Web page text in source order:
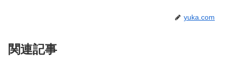
yuka.com
関連記事